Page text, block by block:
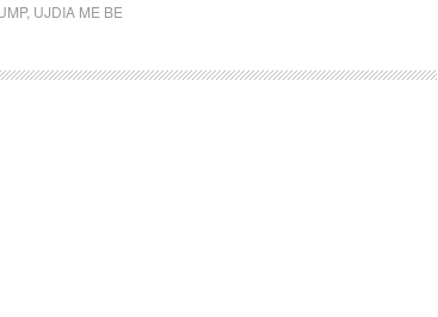
, UJDIA ME BE